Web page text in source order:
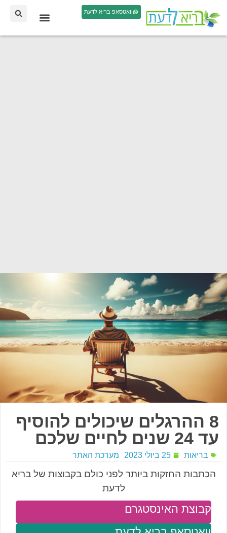
וואטסאפ בריא לדעת
8 ההרגלים שיכולים להוסיף
עד 24 שנים לחיים שלכם
בריאות 25 ביולי 2023 מערכת האתר
הכתבות החזקות ביותר לפני כולם בקבוצות של בריא
לדעת
קבוצת האינסטגרם